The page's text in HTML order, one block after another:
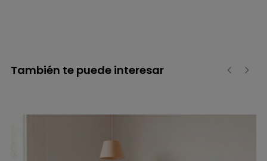
También te puede interesar